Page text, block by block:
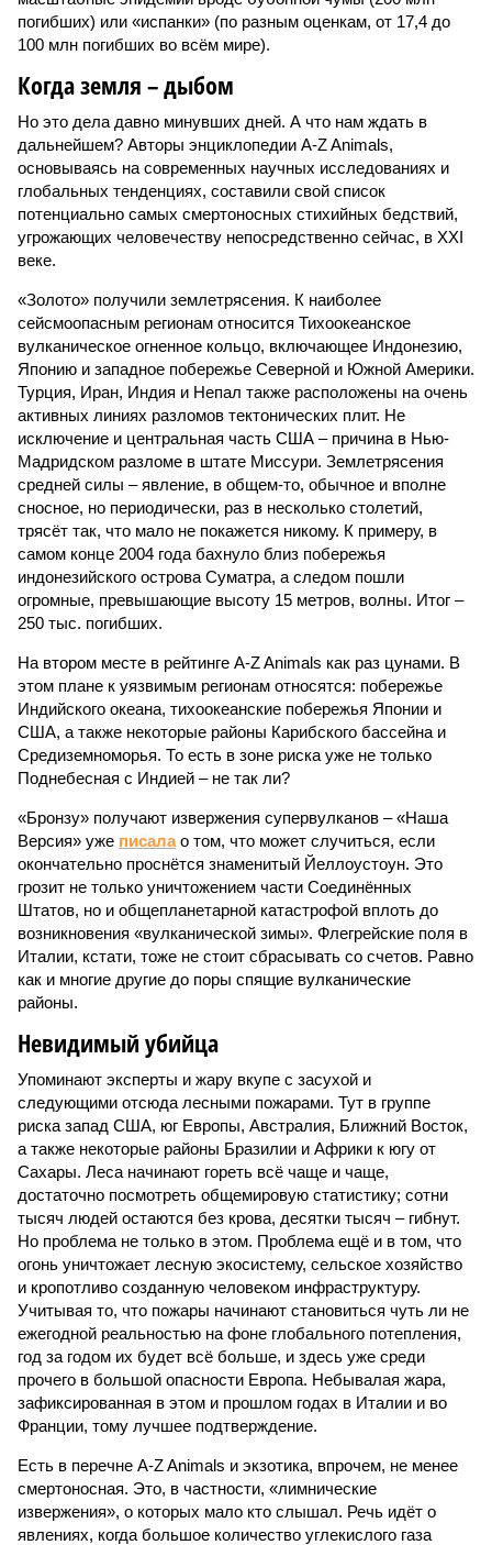
погибших) или «испанки» (по разным оценкам, от 17,4 до
100 млн погибших во всём мире).
Когда земля – дыбом
Но это дела давно минувших дней. А что нам ждать в
дальнейшем? Авторы энциклопедии A-Z Animals,
основываясь на современных научных исследованиях и
глобальных тенденциях, составили свой список
потенциально самых смертоносных стихийных бедствий,
угрожающих человечеству непосредственно сейчас, в XXI
веке.
«Золото» получили землетрясения. К наиболее
сейсмоопасным регионам относится Тихоокеанское
вулканическое огненное кольцо, включающее Индонезию,
Японию и западное побережье Северной и Южной Америки.
Турция, Иран, Индия и Непал также расположены на очень
активных линиях разломов тектонических плит. Не
исключение и центральная часть США – причина в Нью-
Мадридском разломе в штате Миссури. Землетрясения
средней силы – явление, в общем-то, обычное и вполне
сносное, но периодически, раз в несколько столетий,
трясёт так, что мало не покажется никому. К примеру, в
самом конце 2004 года бахнуло близ побережья
индонезийского острова Суматра, а следом пошли
огромные, превышающие высоту 15 метров, волны. Итог –
250 тыс. погибших.
На втором месте в рейтинге A-Z Animals как раз цунами. В
этом плане к уязвимым регионам относятся: побережье
Индийского океана, тихо­океанские побережья Японии и
США, а также некоторые районы Карибского бассейна и
Средиземноморья. То есть в зоне риска уже не только
Поднебесная с Индией – не так ли?
«Бронзу» получают извержения супервулканов – «Наша
Версия» уже писалао том, что может случиться, если
окончательно проснётся знаменитый Йеллоустоун. Это
грозит не только уничтожением части Соединённых
Штатов, но и общепланетарной катастрофой вплоть до
возникновения «вулканической зимы». Флегрейские поля в
Италии, кстати, тоже не стоит сбрасывать со счетов. Равно
как и многие другие до поры спящие вулканические
районы.
Невидимый убийца
Упоминают эксперты и жару вкупе с засухой и
следующими отсюда лесными пожарами. Тут в группе
риска запад США, юг Европы, Австралия, Ближний Восток,
а также некоторые районы Бразилии и Африки к югу от
Сахары. Леса начинают гореть всё чаще и чаще,
достаточно посмотреть общемировую статистику; сотни
тысяч людей остаются без крова, десятки тысяч – гибнут.
Но проблема не только в этом. Проблема ещё и в том, что
огонь уничтожает лесную экосистему, сельское хозяйство
и кропотливо созданную человеком инфраструктуру.
Учитывая то, что пожары начинают становиться чуть ли не
ежегодной реальностью на фоне глобального потепления,
год за годом их будет всё больше, и здесь уже среди
прочего в большой опасности Европа. Небывалая жара,
зафиксированная в этом и прошлом годах в Италии и во
Франции, тому лучшее подтверждение.
Есть в перечне A-Z Animals и экзотика, впрочем, не менее
смертоносная. Это, в частности, «лимнические
извержения», о которых мало кто слышал. Речь идёт о
явлениях, когда большое количество углекислого газа